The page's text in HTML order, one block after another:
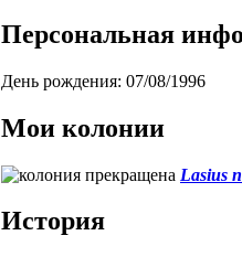
Персональная
День рождения: 07/08/1996
Мои колонии
Lasius
История